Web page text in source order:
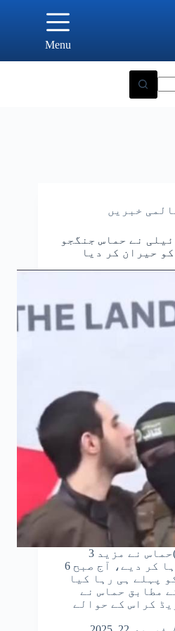
Menu
خبریں
نے حماس جنگجو
حیران کر دیا
غزہ: (فکروخبر/ذرائع)حماس نے مزید 3
اسرائیلی یرغمالی رہا کر دیے، آج صبح 6
کو پہلے ہی رہا کیا
مطابق حماس نے
کراس کے حوالے